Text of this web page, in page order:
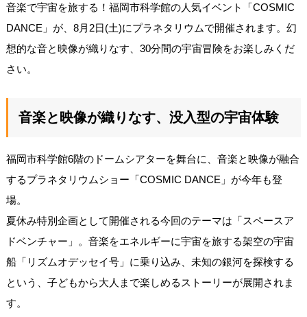
音楽で宇宙を旅する！福岡市科学館の人気イベント「COSMIC
DANCE」が、8月2日(土)にプラネタリウムで開催されます。幻
想的な音と映像が織りなす、30分間の宇宙冒険をお楽しみくだ
さい。
音楽と映像が織りなす、没入型の宇宙体験
福岡市科学館6階のドームシアターを舞台に、音楽と映像が融合
するプラネタリウムショー「COSMIC DANCE」が今年も登
場。
夏休み特別企画として開催される今回のテーマは「スペースア
ドベンチャー」。音楽をエネルギーに宇宙を旅する架空の宇宙
船「リズムオデッセイ号」に乗り込み、未知の銀河を探検する
という、子どもから大人まで楽しめるストーリーが展開されま
す。